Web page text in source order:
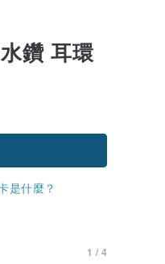
鑽 耳環
是什麼？
1 / 4